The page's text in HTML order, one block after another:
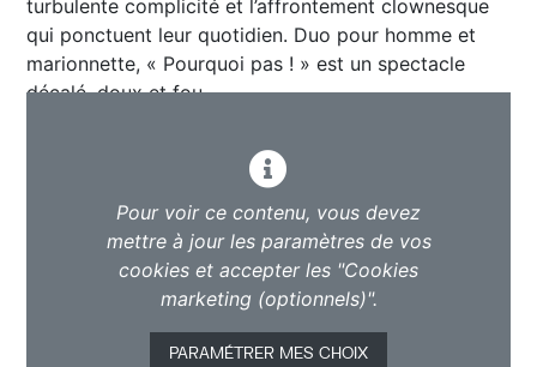
turbulente complicité et l’affrontement clownesque
qui ponctuent leur quotidien. Duo pour homme et
marionnette, « Pourquoi pas ! » est un spectacle
décalé, doux et fou.
Pour voir ce contenu, vous devez
mettre à jour les paramètres de vos
cookies et accepter les "Cookies
marketing (optionnels)".
PARAMÉTRER MES CHOIX